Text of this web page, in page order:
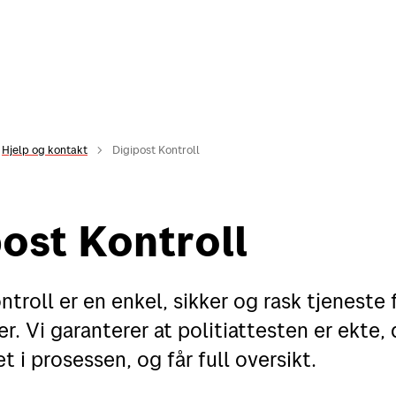
Hjelp og kontakt Digipost Kontroll
Kontroll
er en enkel, sikker og rask tjeneste
Vi garanterer at politiattesten er ekte,
i prosessen, og får full oversikt.